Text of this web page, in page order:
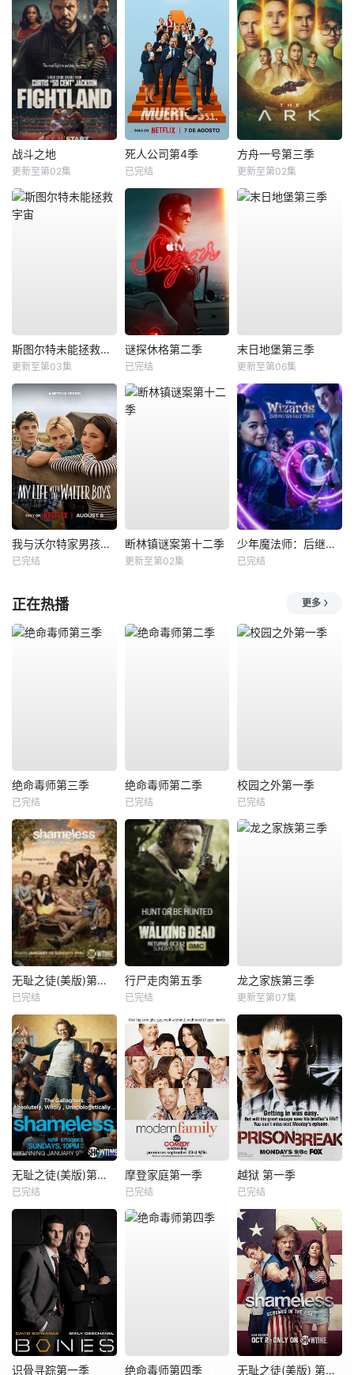
战斗之地
更新至第02集
死人公司第4季
已完结
方舟一号第三季
更新至第02集
斯图尔特未能拯救宇宙
更新至第03集
谜探休格第二季
已完结
末日地堡第三季
更新至第06集
我与沃尔特家男孩的生活第三季
已完结
断林镇谜案第十二季
更新至第02集
少年魔法师：后继者第三季
已完结
正在热播 更多
绝命毒师第三季
已完结
绝命毒师第二季
已完结
校园之外第一季
已完结
无耻之徒(美版)第三季
已完结
行尸走肉第五季
已完结
龙之家族第三季
更新至第07集
无耻之徒(美版)第一季
已完结
摩登家庭第一季
已完结
越狱 第一季
已完结
识骨寻踪第一季 绝命毒师第四季 无耻之徒(美版) 第七季